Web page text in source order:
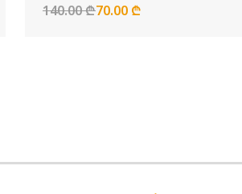
140.00 ₾70.00 ₾